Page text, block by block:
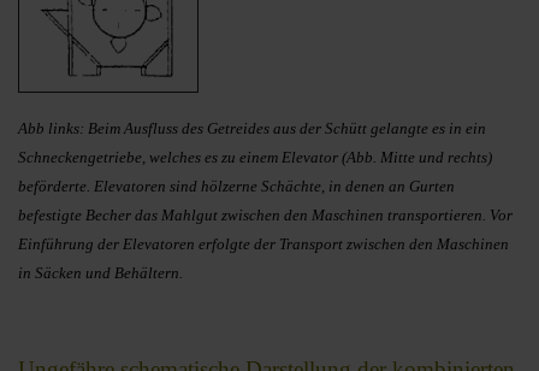
Abb links: Beim Ausfluss des Getreides aus der Schütt gelangte es in ein
Schneckengetriebe, welches es zu einem Elevator (Abb. Mitte und rechts)
beförderte. Elevatoren sind hölzerne Schächte, in denen an Gurten
befestigte Becher das Mahlgut zwischen den Maschinen transportieren. Vor
Einführung der Elevatoren erfolgte der Transport zwischen den Maschinen
in Säcken und Behältern.